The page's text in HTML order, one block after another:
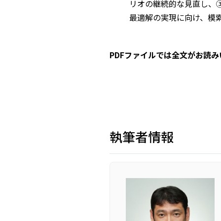
リオの継続的な見直し
最適解の実現に向け、模
PDFファイルでは全文がお読
執筆者情報